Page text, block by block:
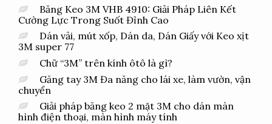
Băng Keo 3M VHB 4910: Giải Pháp Liên Kết
Cường Lực Trong Suốt Đỉnh Cao
Dán vải, mút xốp, Dán da, Dán Giấy với Keo xịt
3M super 77
Chữ “3M” trên kính ôtô là gì?
Găng tay 3M Đa năng cho lái xe, làm vườn, vận
chuyển
Giải pháp băng keo 2 mặt 3M cho dán màn
hình điện thoại, màn hình máy tính